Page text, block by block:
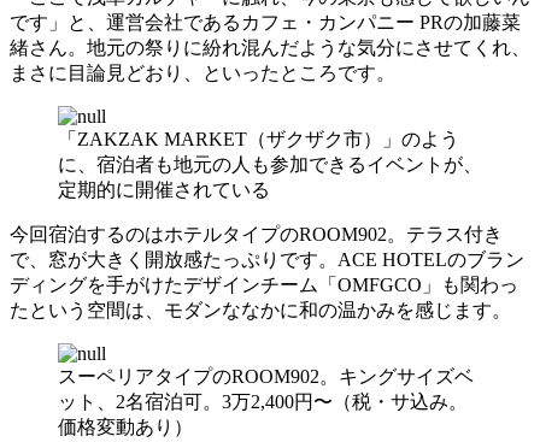
です」と、運営会社であるカフェ・カンパニー PRの加藤菜
緒さん。地元の祭りに紛れ混んだような気分にさせてくれ、
まさに目論見どおり、といったところです。
「ZAKZAK MARKET（ザクザク市）」のよう
に、宿泊者も地元の人も参加できるイベントが、
定期的に開催されている
今回宿泊するのはホテルタイプのROOM902。テラス付き
で、窓が大きく開放感たっぷりです。ACE HOTELのブラン
ディングを手がけたデザインチーム「OMFGCO」も関わっ
たという空間は、モダンななかに和の温かみを感じます。
スーペリアタイプのROOM902。キングサイズベ
ット、2名宿泊可。3万2,400円〜（税・サ込み。
価格変動あり）